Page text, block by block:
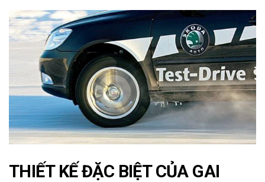
THIẾT KẾ ĐẶC BIỆT CỦA GAI